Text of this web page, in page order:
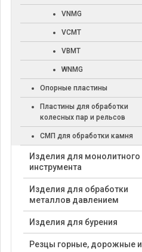
VNMG
VCMT
VBMT
WNMG
Опорные пластины
Пластины для обработки
колесных пар и рельсов
СМП для обработки камня
Изделия для монолитного
инструмента
Изделия для обработки
металлов давлением
Изделия для бурения
Резцы горные, дорожные и